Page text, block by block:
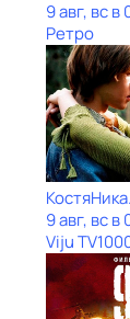
9 авг, вс в
Ретро
9 авг, вс в
Viju